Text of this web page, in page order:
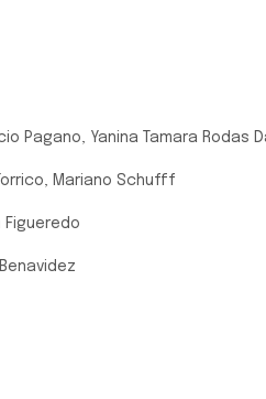
Pagano, Yanina Tamara Rodas
Mariano Schufff
Figueredo